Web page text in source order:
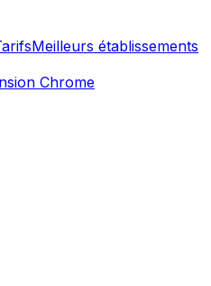
Meilleurs établissements
Chrome